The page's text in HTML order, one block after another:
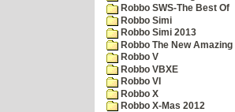
Robbo SWS-The Best Of
Robbo Simi
Robbo Simi 2013
Robbo The New
Robbo V
Robbo VBXE
Robbo VI
Robbo X
Robbo X-Mas 2012